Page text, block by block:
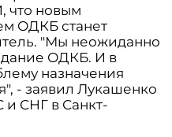
что новым
ОДКБ станет
"Мы неожиданно
ОДКБ. И в
назначения
- заявил Лукашенко
и СНГ в Санкт-